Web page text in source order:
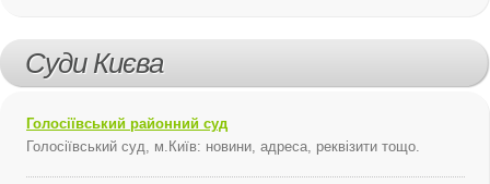
Суди Києва
Голосіївський районний суд
Голосіївський суд, м.Київ: новини, адреса, реквізити тощо.